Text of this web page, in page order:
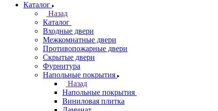
Каталог
Назад
Каталог
Входные двери
Межкомнатные двери
Противопожарные двери
Скрытые двери
Фурнитура
Напольные покрытия
Назад
Напольные покрытия
Виниловая плитка